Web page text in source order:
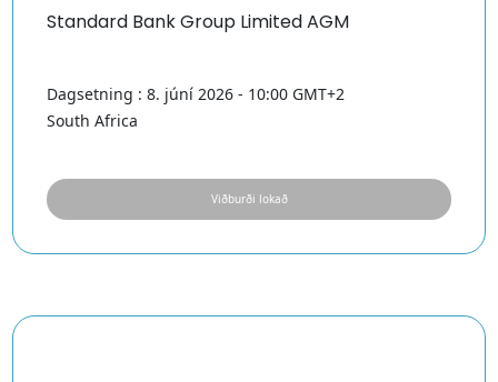
Standard Bank Group Limited AGM
Dagsetning : 8. júní 2026 - 10:00 GMT+2
South Africa
Viðburði lokað